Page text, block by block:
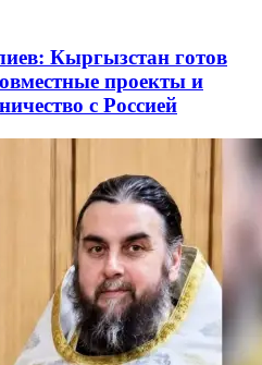
Кыргызстан готов
проекты и
с Россией